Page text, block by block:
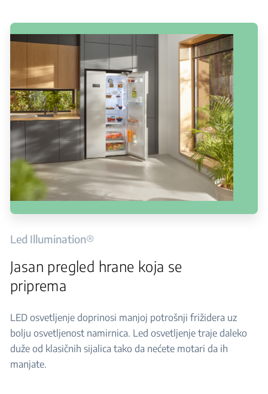
Led Illumination®
Jasan pregled hrane koja se
priprema
LED osvetljenje doprinosi manjoj potrošnji frižidera uz
bolju osvetljenost namirnica. Led osvetljenje traje daleko
duže od klasičnih sijalica tako da nećete motari da ih
manjate.